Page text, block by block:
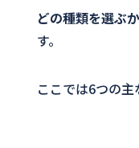
どの種類を選ぶ
す。
ここでは6つの主